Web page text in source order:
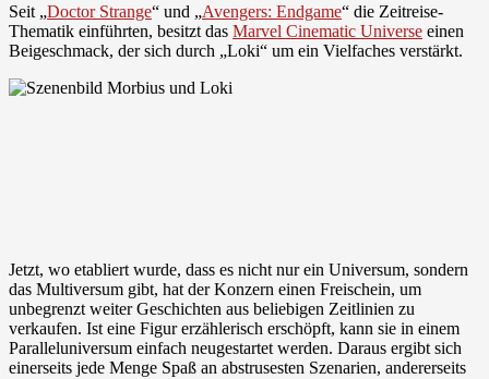
Seit „Doctor Strange“ und „Avengers: Endgame“ die Zeitreise-
Thematik einführten, besitzt das Marvel Cinematic Universe einen
Beigeschmack, der sich durch „Loki“ um ein Vielfaches verstärkt.
Jetzt, wo etabliert wurde, dass es nicht nur ein Universum, sondern
das Multiversum gibt, hat der Konzern einen Freischein, um
unbegrenzt weiter Geschichten aus beliebigen Zeitlinien zu
verkaufen. Ist eine Figur erzählerisch erschöpft, kann sie in einem
Paralleluniversum einfach neugestartet werden. Daraus ergibt sich
einerseits jede Menge Spaß an abstrusesten Szenarien, andererseits